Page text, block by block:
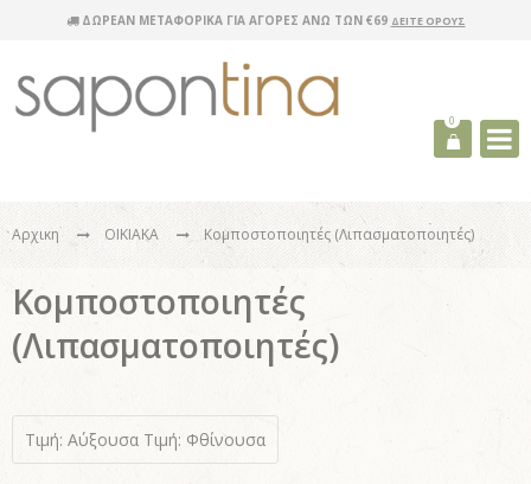
ΔΩΡΕΑΝ ΜΕΤΑΦΟΡΙΚΑ ΓΙΑ ΑΓΟΡΕΣ ΑΝΩ ΤΩΝ €69 ΔΕΙΤΕ ΟΡΟΥΣ
0
Αρχικη ΟΙΚΙΑΚΑ Κομποστοποιητές (Λιπασματοποιητές)
Κομποστοποιητές
(Λιπασματοποιητές)
Τιμή: Αύξουσα Τιμή: Φθίνουσα